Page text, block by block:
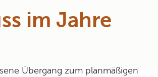
im Jahre
Übergang zum planmäßigen